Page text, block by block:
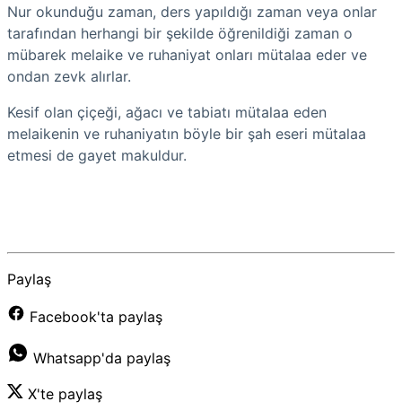
Nur okunduğu zaman, ders yapıldığı zaman veya onlar
tarafından herhangi bir şekilde öğrenildiği zaman o
mübarek melaike ve ruhaniyat onları mütalaa eder ve
ondan zevk alırlar.
Kesif olan çiçeği, ağacı ve tabiatı mütalaa eden
melaikenin ve ruhaniyatın böyle bir şah eseri mütalaa
etmesi de gayet makuldur.
Paylaş
Facebook'ta paylaş
Whatsapp'da paylaş
X'te paylaş